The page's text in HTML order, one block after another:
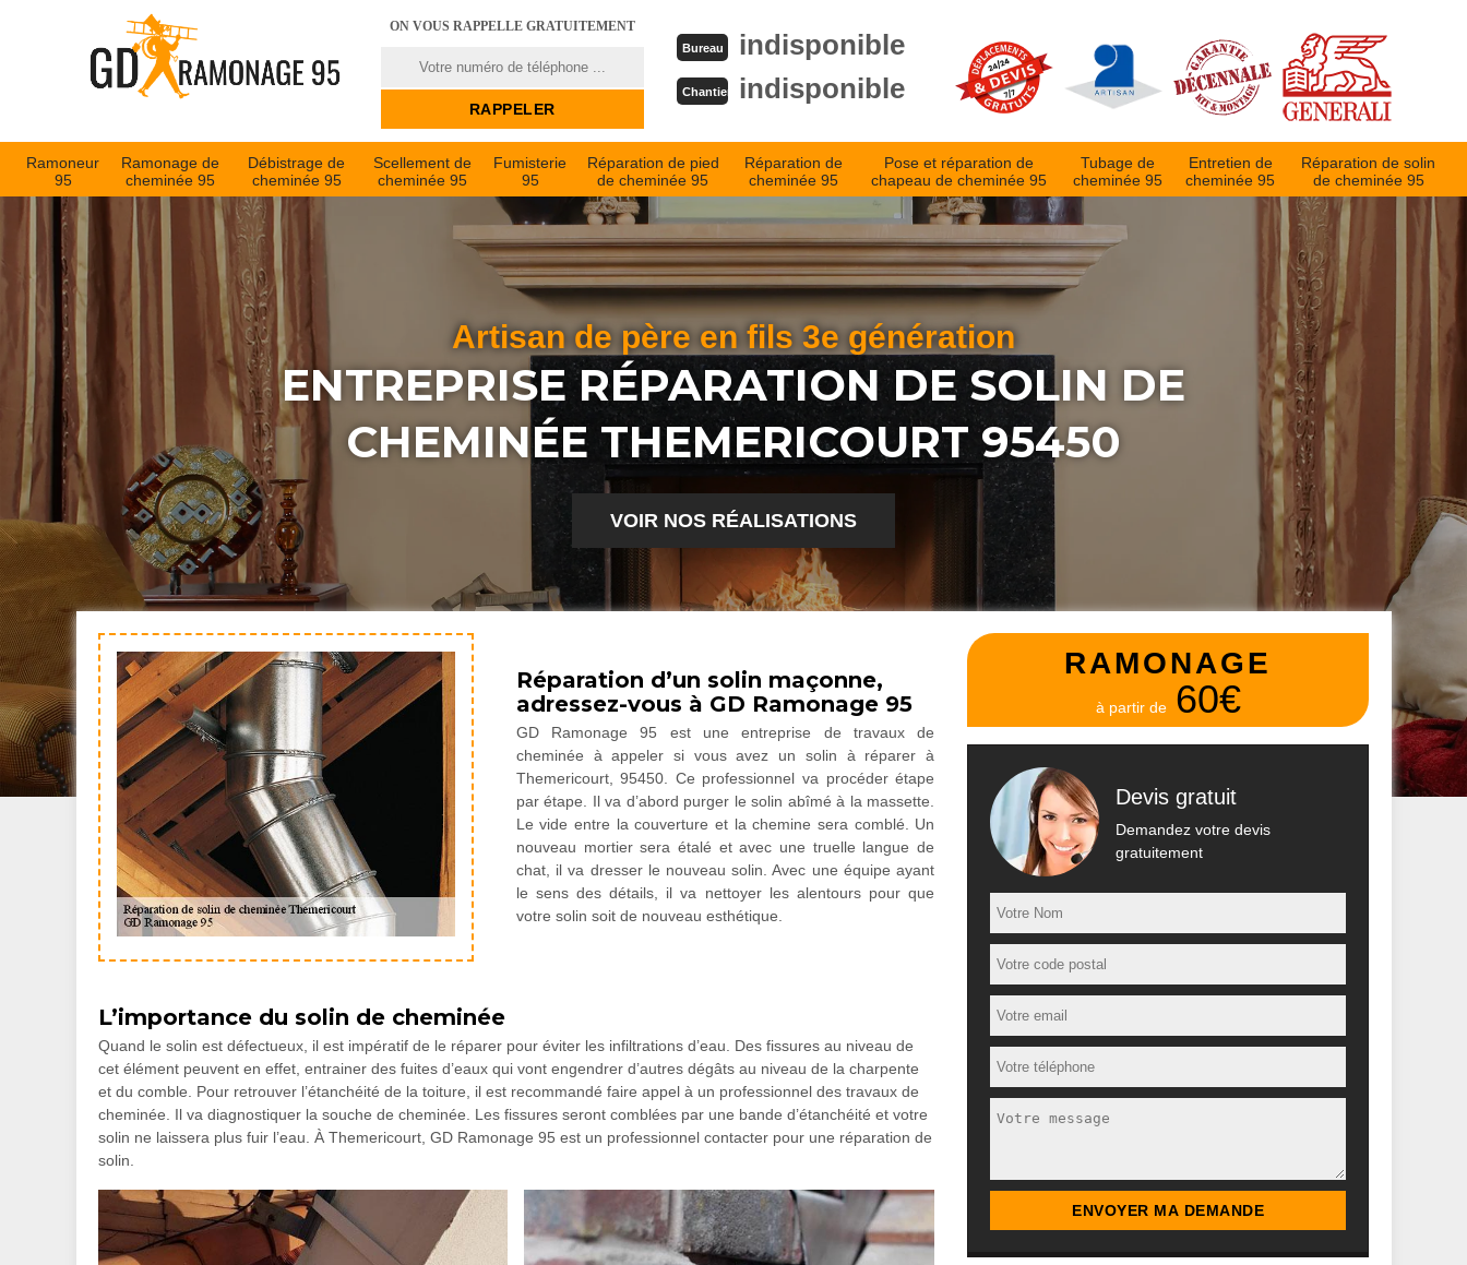
ON VOUS RAPPELLE GRATUITEMENT
Bureau indisponible
Chantier indisponible
Ramoneur
95
Ramonage de
cheminée 95
Débistrage de
cheminée 95
Scellement de
cheminée 95
Fumisterie
95
Réparation de pied
de cheminée 95
Réparation de
cheminée 95
Pose et réparation de
chapeau de cheminée 95
Tubage de
cheminée 95
Entretien de
cheminée 95
Réparation de solin
de cheminée 95
Artisan de père en fils 3e génération
ENTREPRISE RÉPARATION DE SOLIN DE
CHEMINÉE THEMERICOURT 95450
VOIR NOS RÉALISATIONS
Réparation d’un solin maçonne,
adressez-vous à GD Ramonage 95
GD Ramonage 95 est une entreprise de travaux de
cheminée à appeler si vous avez un solin à réparer à
Themericourt, 95450. Ce professionnel va procéder étape
par étape. Il va d’abord purger le solin abîmé à la massette.
Le vide entre la couverture et la chemine sera comblé. Un
nouveau mortier sera étalé et avec une truelle langue de
chat, il va dresser le nouveau solin. Avec une équipe ayant
le sens des détails, il va nettoyer les alentours pour que
votre solin soit de nouveau esthétique.
L’importance du solin de cheminée
Quand le solin est défectueux, il est impératif de le réparer pour éviter les infiltrations d’eau. Des fissures au niveau de
cet élément peuvent en effet, entrainer des fuites d’eaux qui vont engendrer d’autres dégâts au niveau de la charpente
et du comble. Pour retrouver l’étanchéité de la toiture, il est recommandé faire appel à un professionnel des travaux de
cheminée. Il va diagnostiquer la souche de cheminée. Les fissures seront comblées par une bande d’étanchéité et votre
solin ne laissera plus fuir l’eau. À Themericourt, GD Ramonage 95 est un professionnel contacter pour une réparation de
solin.
RAMONAGE
à partir de 60€
Devis gratuit
Demandez votre devis
gratuitement